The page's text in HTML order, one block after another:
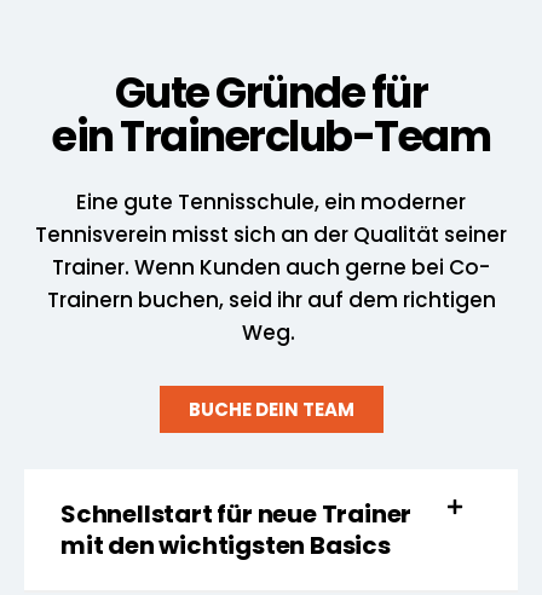
Gute Gründe für
ein Trainerclub-Team
Eine gute Tennisschule, ein moderner
Tennisverein misst sich an der Qualität seiner
Trainer. Wenn Kunden auch gerne bei Co-
Trainern buchen, seid ihr auf dem richtigen
Weg.
BUCHE DEIN TEAM
Schnellstart für neue Trainer
mit den wichtigsten Basics